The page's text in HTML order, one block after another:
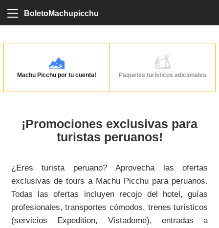
BoletoMachupicchu
Machu Picchu por tu cuenta! Paquetes turísticos adicionales
¡Promociones exclusivas para
turistas peruanos!
¿Eres turista peruano? Aprovecha las ofertas
exclusivas de tours a Machu Picchu para peruanos.
Todas las ofertas incluyen recojo del hotel, guías
profesionales, transportes cómodos, trenes turísticos
(servicios Expedition, Vistadome), entradas a